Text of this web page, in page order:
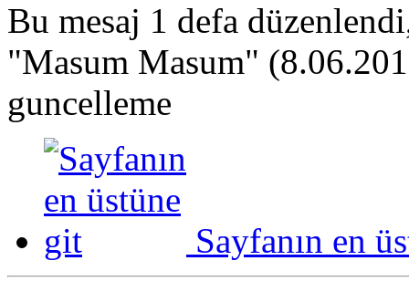
Bu mesaj 1 defa
"Masum Masum"
guncelleme
Sayfanın en